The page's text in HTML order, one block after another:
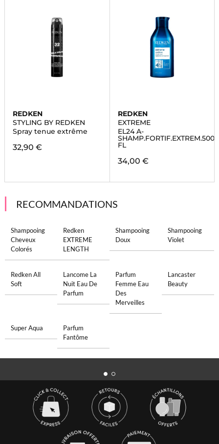
REDKEN
STYLING BY REDKEN
Spray tenue extrême
32,90 €
REDKEN
EXTREME
EL24 A-
FL
34,00 €
RECOMMANDATIONS
Shampooing
Cheveux
Colorés
Redken
EXTREME
LENGTH
Shampooing
Doux
Shampooing
Violet
Redken All
Soft
Lancome La
Nuit Eau De
Parfum
Parfum
Femme Eau
Des
Merveilles
Lancaster
Beauty
Super Aqua
Parfum
Fantôme